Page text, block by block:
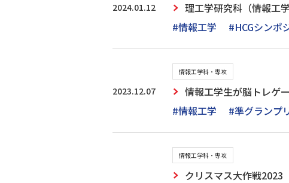
2024.01.12
理工学研究科（情報工
#情報工学
#HCGシンポ
2023.12.07
情報工学科・専攻
情報工学生が脳トレゲ
#情報工学
#準グランプ
情報工学科・専攻
クリスマス大作戦2023